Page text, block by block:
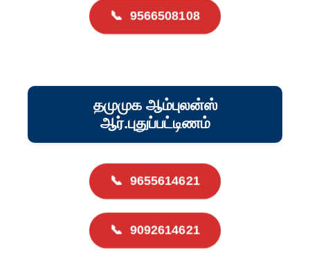
📞 9566508108
தமுமுக ஆம்புலன்ஸ்
ஆர்.புதுப்பட்டிணம்
📞 9655614621
📞 9092614621